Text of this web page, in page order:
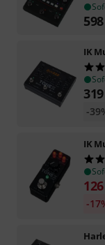
598
IK
319
-
IK
126
-